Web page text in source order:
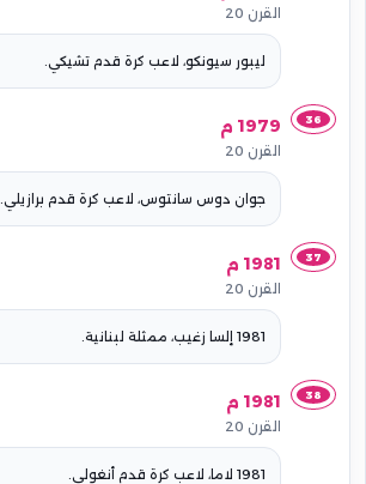
القرن 20
ليبور سيونكو، لاعب كرة قدم تشيكي.
36 1979 م
القرن 20
جوان دوس سانتوس، لاعب كرة قدم برازيلي.
37 1981 م
القرن 20
1981 إلسا زغيب، ممثلة لبنانية.
38 1981 م
القرن 20
1981 لاما، لاعب كرة قدم أنغولي.